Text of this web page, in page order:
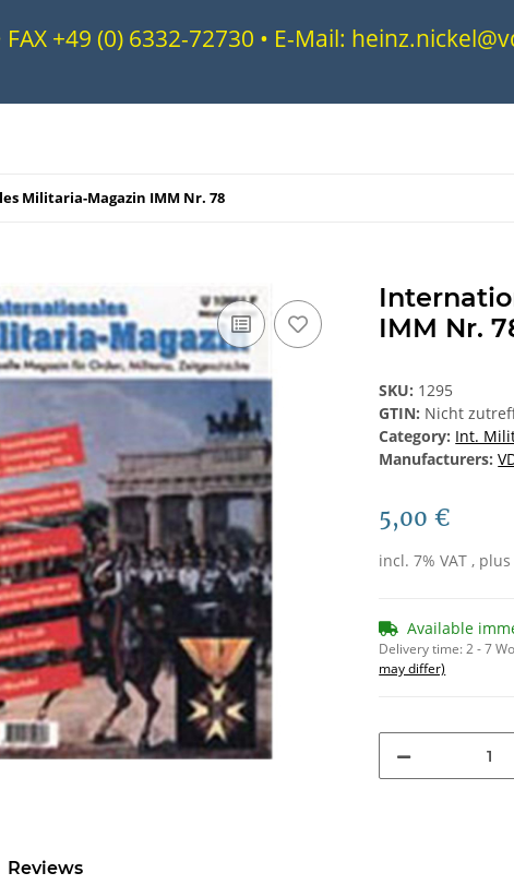
FAX +49 (0) 6332-72730 • E-Mail:
Militaria-Magazin IMM Nr. 78
IMM Nr.
SKU: 1295
GTIN: Nicht
Category: Int.
Manufacturers:
5,00 €
incl. 7% VAT ,
Available
Delivery time:2 - 7
may differ)
Reviews